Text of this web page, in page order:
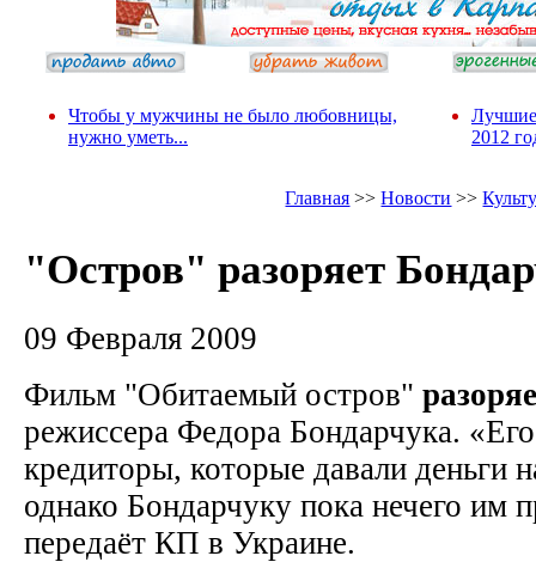
Чтобы у мужчины не было любовницы,
нужно уметь...
Лучшие
2012
Главная >>Новости >>
"Остров" разоряет
09 Февраля 2009
Фильм "Обитаемый остров"
режиссера Федора Бондарчука.
кредиторы, которые давали деньги
однако Бондарчуку пока нечего им
передаёт КП в Украине.